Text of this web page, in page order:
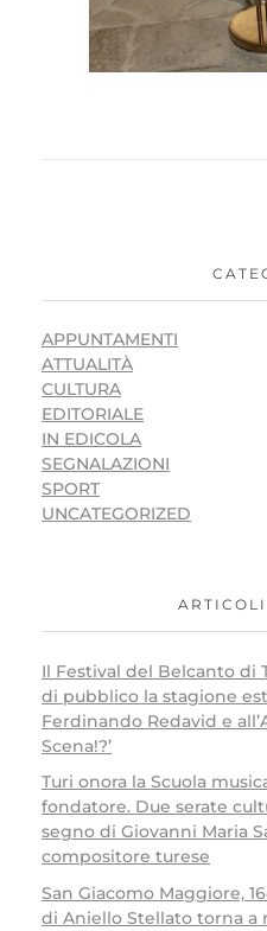
APPUNTAMENTI
ATTUALITÀ
CULTURA
EDITORIALE
IN EDICOLA
SEGNALAZIONI
SPORT
UNCATEGORIZED
Il Festival del Belcanto di
di pubblico la stagione
Ferdinando Redavid e
Scena!?’
Turi onora la Scuola
fondatore. Due serate
segno di Giovanni Maria
compositore turese
San Giacomo Maggiore,
di Aniello Stellato torna a